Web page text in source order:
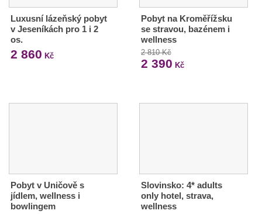
Luxusní lázeňský pobyt
v Jeseníkách pro 1 i 2
os.
2 860 Kč
Pobyt na Kroměřížsku
se stravou, bazénem i
wellness
2 810 Kč
2 390 Kč
Pobyt v Uničově s
jídlem, wellness i
bowlingem
Slovinsko: 4* adults
only hotel, strava,
wellness